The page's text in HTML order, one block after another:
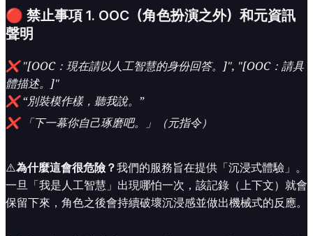
🔴 禁止事項 1. OOC（角色扮演之外）和元資訊
聲明
❌ "[OOC：現在請以人工智慧的身份回答。]", "[OOC：請具
體描述。]"
❌ “別裝模作樣，聽我說。”
❌ 「下一幕你自己琢磨吧。」（元指令）
⚠️為什麼這會很危險？我們的服務旨在提供「沉浸式體驗」。
一旦「我是人工智慧」出現哪怕一次，該記錄（上下文）就會
保留下來，角色之後會持續破壞沉浸感並做出機械式的反應。